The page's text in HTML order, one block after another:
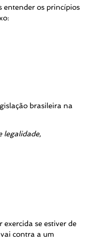
entender os princípios
brasileira na
legalidade,
exercida se estiver de
contra a um